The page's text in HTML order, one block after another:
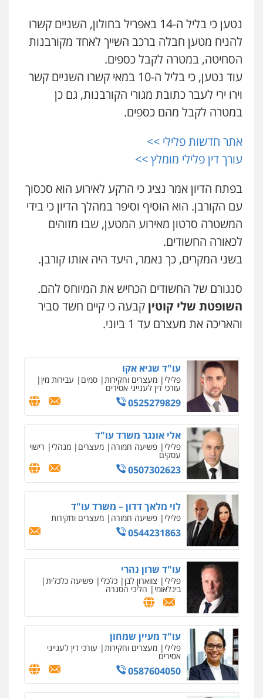
נטען כי בליל ה-14 באפריל בחולון, השניים קשרו
להניח מטען חבלה ברכב השייך לאחד מקורבנות
הסחיטה, במטרה לקבל כספים.
עוד נטען, כי בליל ה-10 במאי קשרו השניים קשר
וירו ירי לעבר כתובת מגורי הקורבנות, גם כן
במטרה לקבל מהם כספים.
אתר חדשות פלילי >>
עורך דין פלילי מומלץ >>
בפתח הדיון אמר נציג כי הרקע לאירוע הוא סכסוך
עם הקורבן. הוא הוסיף וסיפר במהלך הדיון כי בידי
המשטרה סרטון מאירוע המטען, שבו מזוהים
לכאורה החשודים.
בשני המקרים, כך נאמר, היעד היה אותו קורבן.
סנגורם של החשודים הכחיש את המיוחס להם.
השופטת שלי קוטיןקבעה כי קיים חשד סביר
והאריכה את מעצרם עד 1 ביוני.
עו"ד אבי כהן
פלילי פשיעה חמורה קטינים אלימות
עבירות מין
0523647066
ויקי שמואל – משרד עו"ד
פלילי משפט פלילי
משפט פלילי
0545437431
עו"ד עלי סעדי
פלילי
ומעצרים
0508824984
עו"ד תומר בנישתי
פלילי מעצרים וחקירות צווארון לבן פשיעה
חמורה
עו"ד שגיא אקו
פלילי מעצרים וחקירות סמים עבירות מין
עורכי דין לענייני אסירים
0525279829
אלי אונגר משרד עו"ד
פלילי פשיעה חמורה מעצרים מנהלי רישוי
עסקים
0507302623
לוי מלאך דדון – משרד עו"ד
פלילי פשיעה חמורה מעצרים וחקירות
0544231863
עו"ד שרון נהרי
פלילי צווארון לבן כלכלי פשיעה כלכלית
בינלאומי הליכי הסגרה
עו"ד מעיין שמחון
פלילי מעצרים וחקירות עורכי דין לענייני
אסירים
0587604050